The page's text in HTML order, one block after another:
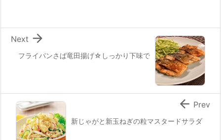
フライパンさば竜田揚げ☆しっかり下味で

Next
新じゃがと新玉ねぎの粒マスタードサラダ
 Prev